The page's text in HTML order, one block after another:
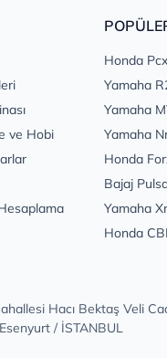
ve Hobi
Honda
Yamaha
Yamaha
Yamaha
Honda
Bajaj
Yamaha
Honda
Hacı Bektaş Veli
/ İSTANBUL